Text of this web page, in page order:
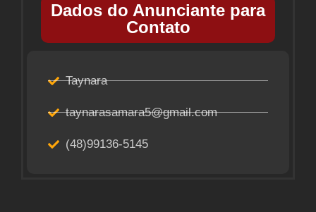
Dados do Anunciante para
Contato
Taynara
taynarasamara5@gmail.com
(48)99136-5145